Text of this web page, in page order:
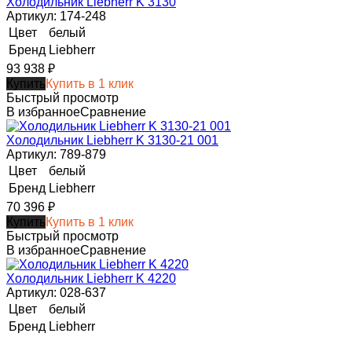
Артикул: 174-248
Цвет
белый
Бренд Liebherr
93 938 ₽
КупитьКупить в 1 клик
Быстрый просмотр
В избранноеСравнение
Холодильник Liebherr K 3130-21 001
Артикул: 789-879
Цвет
белый
Бренд Liebherr
70 396 ₽
КупитьКупить в 1 клик
Быстрый просмотр
В избранноеСравнение
Холодильник Liebherr K 4220
Артикул: 028-637
Цвет
белый
Бренд Liebherr